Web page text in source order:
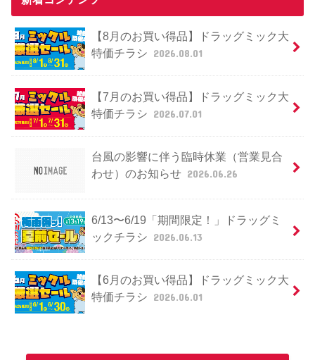
【8月のお買い得品】ドラッグミック大
特価チラシ 2026.08.01
【7月のお買い得品】ドラッグミック大
特価チラシ 2026.07.01
台風の影響に伴う臨時休業（営業見合
わせ）のお知らせ 2026.06.26
6/13〜6/19「期間限定！」ドラッグミ
ックチラシ 2026.06.13
【6月のお買い得品】ドラッグミック大
特価チラシ 2026.06.01